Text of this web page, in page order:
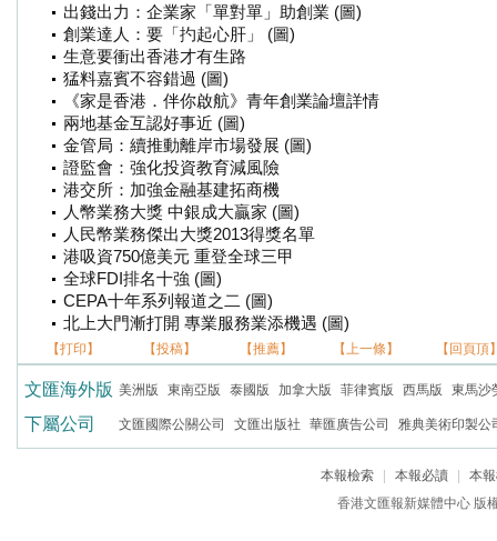
出錢出力：企業家「單對單」助創業 (圖)
創業達人：要「扚起心肝」 (圖)
生意要衝出香港才有生路
猛料嘉賓不容錯過 (圖)
《家是香港．伴你啟航》青年創業論壇詳情
兩地基金互認好事近 (圖)
金管局：續推動離岸市場發展 (圖)
證監會：強化投資教育減風險
港交所：加強金融基建拓商機
人幣業務大獎 中銀成大贏家 (圖)
人民幣業務傑出大獎2013得獎名單
港吸資750億美元 重登全球三甲
全球FDI排名十強 (圖)
CEPA十年系列報道之二 (圖)
北上大門漸打開 專業服務業添機遇 (圖)
【打印】 【投稿】 【推薦】 【上一條】 【回頁頂
文匯海外版 美洲版 東南亞版 泰國版 加拿大版 菲律賓版 西馬版 東馬沙
下屬公司 文匯國際公關公司 文匯出版社 華匯廣告公司 雅典美術印製公
本報檢索 本報必讀
本
香港文匯報新媒體中心 版